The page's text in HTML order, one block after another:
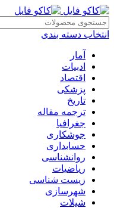
انتخاب دسته بندی
آمار
ادبیات
اقتصاد
پزشکی
تاریخ
ترجمه مقاله
جغرافیا
جوشکاری
حسابداری
روانشناسی
ریاضیات
زیست شناسی
شهرسازی
شیلات